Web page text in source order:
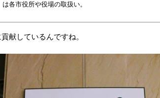
各市役所や役場の取扱い。
献しているんですね。